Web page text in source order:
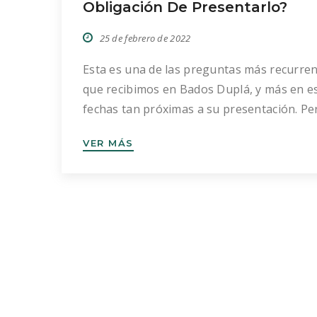
Obligación De Presentarlo?
25 de febrero de 2022
Esta es una de las preguntas más
que recibimos en Bados Duplá, y más en
fechas tan próximas a su presentación.
algunas de las entidades sin ánimo de lucro
VER MÁS